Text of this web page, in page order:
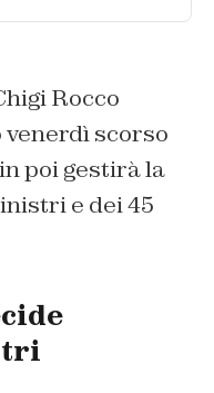
Rocco
scorso
poi gestirà la
e dei 45